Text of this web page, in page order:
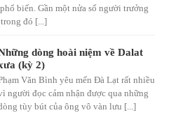
biến. Gần một nửa số người trưởng
đó [...]
dòng hoài niệm về Dalat
(kỳ 2)
Văn Bình yêu mến Đà Lạt rất nhiều
người đọc cảm nhận được qua những
tùy bút của ông vô vàn lưu [...]